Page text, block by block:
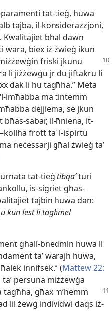
tat-​tieġ, huwa
tajba, il-​konsiderazzjoni,
Kwalitajiet bħal dawn
wara, biex iż-​żwieġ ikun
friski jkunu
li jiżżewġu jridu jiftakru li
dak li hu tagħha.” Meta
​imħabba ma tintemm
dejjiema, se jkun
​sabar, il-​ħniena, it-​
frott taʼ l-​ispirtu
neċessarji għal żwieġ taʼ
tat-​tieġ tibqaʼturi
is-​sigriet għas-​
tajbin huwa dan:
kun lest li tagħmel
għall-​bnedmin huwa li
taʼ warajh huwa,
innifsek.” (Mattew 22:​
persuna miżżewġa
tagħha, għax m’hemm
lil żewġ individwi daqs iż-​